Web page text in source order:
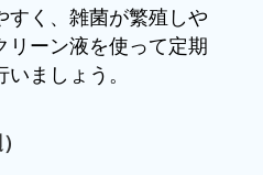
すく、雑菌が繁殖しや
リーン液を使って定期
ましょう。